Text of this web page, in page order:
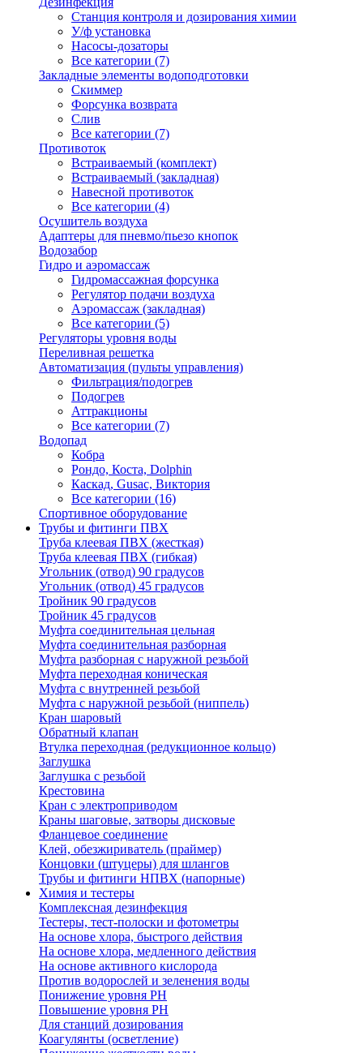
Станция контроля и дозирования химии
У/ф установка
Насосы-дозаторы
Все категории (7)
Закладные элементы водоподготовки
Скиммер
Форсунка возврата
Слив
Все категории (7)
Противоток
Встраиваемый (комплект)
Встраиваемый (закладная)
Навесной противоток
Все категории (4)
Осушитель воздуха
Адаптеры для пневмо/пьезо кнопок
Водозабор
Гидро и аэромассаж
Гидромассажная форсунка
Регулятор подачи воздуха
Аэромассаж (закладная)
Все категории (5)
Регуляторы уровня воды
Переливная решетка
Автоматизация (пульты управления)
Фильтрация/подогрев
Подогрев
Аттракционы
Все категории (7)
Водопад
Кобра
Рондо, Коста, Dolphin
Каскад, Gusac, Виктория
Все категории (16)
Спортивное оборудование
Трубы и фитинги ПВХ
Труба клеевая ПВХ (жесткая)
Труба клеевая ПВХ (гибкая)
Угольник (отвод) 90 градусов
Угольник (отвод) 45 градусов
Тройник 90 градусов
Тройник 45 градусов
Муфта соединительная цельная
Муфта соединительная разборная
Муфта разборная с наружной резьбой
Муфта переходная коническая
Муфта с внутренней резьбой
Муфта с наружной резьбой (ниппель)
Кран шаровый
Обратный клапан
Втулка переходная (редукционное кольцо)
Заглушка
Заглушка с резьбой
Крестовина
Кран с электроприводом
Краны шаговые, затворы дисковые
Фланцевое соединение
Клей, обезжириватель (праймер)
Концовки (штуцеры) для шлангов
Трубы и фитинги НПВХ (напорные)
Химия и тестеры
Комплексная дезинфекция
Тестеры, тест-полоски и фотометры
На основе хлора, быстрого действия
На основе хлора, медленного действия
На основе активного кислорода
Против водорослей и зеленения воды
Понижение уровня РН
Повышение уровня РН
Для станций дозирования
Коагулянты (осветление)